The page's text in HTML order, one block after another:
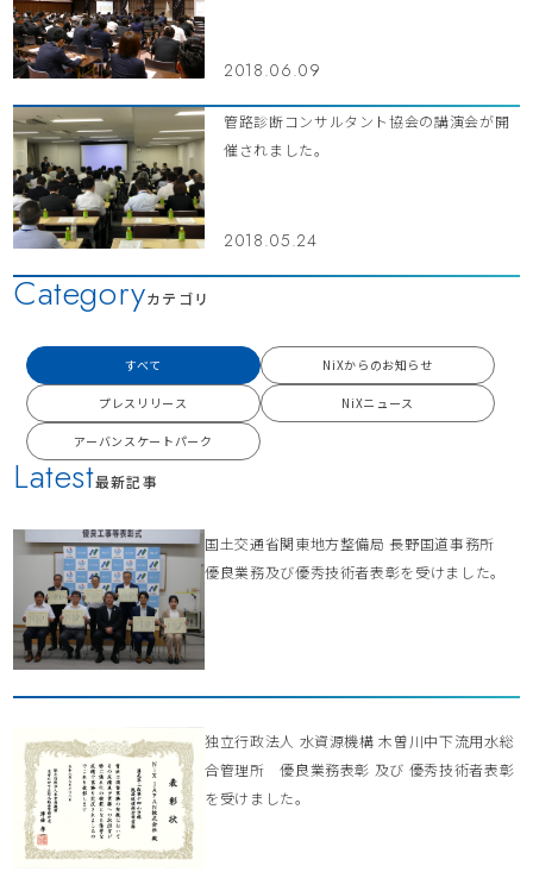
2018.06.09
管路診断コンサルタント協会の講演会が開
催されました。
2018.05.24
Latest最新記事
国土交通省関東地方整備局 長野国道事務所
優良業務及び優秀技術者表彰を受けました。
独立行政法人 水資源機構 木曽川中下流用水総
合管理所 優良業務表彰 及び 優秀技術者表彰
を受けました。
Categoryカテゴリ
すべて NiXからのお知らせ
プレスリリース NiXニュース
アーバンスケートパーク